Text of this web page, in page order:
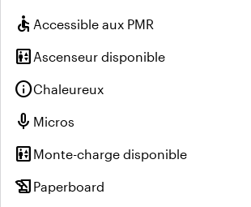
accessible Accessible aux PMR
elevator Ascenseur disponible
infoChaleureux
mic Micros
elevator Monte-charge disponible
history_edu Paperboard